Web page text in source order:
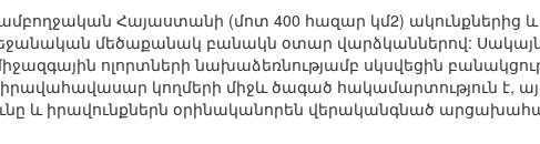
ամբողջական Հայաստանի (մոտ 400 հազար կմ2)
մեծաքանակ բանակն օտար վարձկաններով:
ոլորտների նախաձեռնությամբ սկսվեցին
կողմերի միջև ծագած հակամարտություն է,
և իրավունքներն օրինականորեն վերականգնած